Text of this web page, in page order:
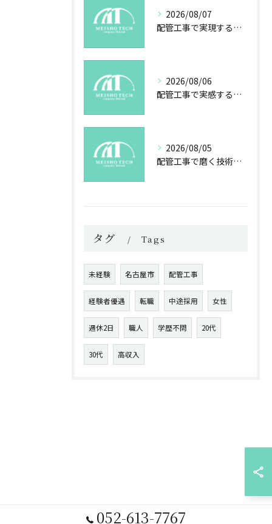
2026/08/07
配管工事で実現する未来の安心と技術力
2026/08/06
配管工事で実感する成長と社会貢献の魅力
2026/08/05
配管工事で磨く技術と未来への誇り
タグ Tags
未経験 名古屋市 配管工事
経験者優遇 転職 中途採用 女性
週休2日 職人 学歴不問 20代
30代 高収入
052-613-7767